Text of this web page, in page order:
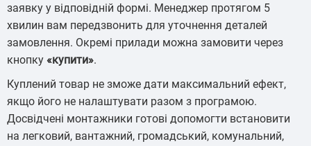
заявку у відповідній формі. Менеджер протягом 5
хвилин вам передзвонить для уточнення деталей
замовлення. Окремі прилади можна замовити через
кнопку «купити».
Куплений товар не зможе дати максимальний ефект,
якщо його не налаштувати разом з програмою.
Досвідчені монтажники готові допомогти встановити
на легковий, вантажний, громадський, комунальний,